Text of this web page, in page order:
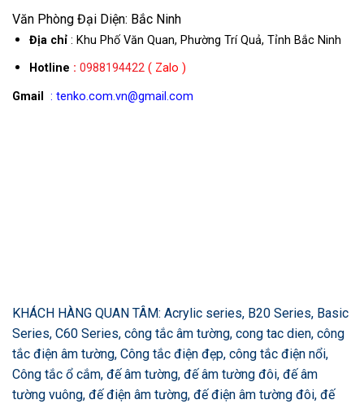
Văn Phòng Đại Diện: Bắc Ninh
Địa chỉ: Khu Phố Văn Quan, Phường Trí Quả, Tỉnh Bắc Ninh
Hotline : 0988194422( Zalo )
Gmail : tenko.com.vn@gmail.com
KHÁCH HÀNG QUAN TÂM: Acrylic series, B20 Series, Basic
Series, C60 Series, công tắc âm tường, cong tac dien, công
tắc điện âm tường, Công tắc điện đẹp, công tắc điện nổi,
Công tắc ổ cắm, đế âm tường, đế âm tường đôi, đế âm
tường vuông, đế điện âm tường, đế điện âm tường đôi, đế